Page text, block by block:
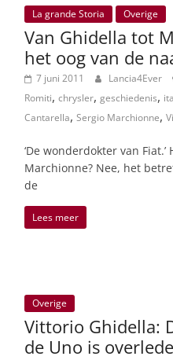
La grande Storia Overige
Van Ghidella tot
het oog van de
7 juni 2011 Lancia4Ever
Romiti, chrysler, geschiedenis,
Cantarella, Sergio Marchionne,
‘De wonderdokter van
Marchionne? Nee, het
de
Lees meer
Overige
Vittorio Ghidella:
de Uno is